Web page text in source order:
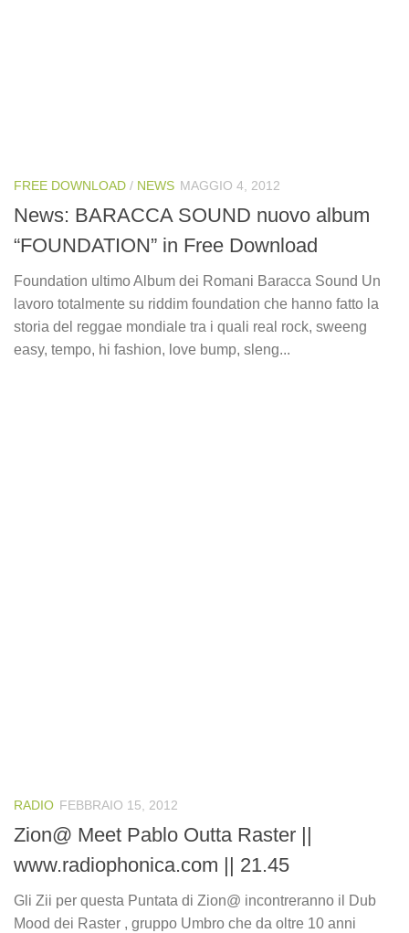
FREE DOWNLOAD / NEWS MAGGIO 4, 2012
News: BARACCA SOUND nuovo album
“FOUNDATION” in Free Download
Foundation ultimo Album dei Romani Baracca Sound Un
lavoro totalmente su riddim foundation che hanno fatto la
storia del reggae mondiale tra i quali real rock, sweeng
easy, tempo, hi fashion, love bump, sleng...
RADIO FEBBRAIO 15, 2012
Zion@ Meet Pablo Outta Raster ||
www.radiophonica.com || 21.45
Gli Zii per questa Puntata di Zion@ incontreranno il Dub
Mood dei Raster , gruppo Umbro che da oltre 10 anni